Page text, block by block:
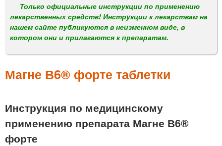
м
е
н
Только официальные инструкции по применению
лекарственных средств! Инструкции к лекарствам на
нашем сайте публикуются в неизменном виде, в
котором они и прилагаются к препаратам.
Магне В6® форте таблетки
Инструкция по медицинскому
применению препарата Магне В6®
форте